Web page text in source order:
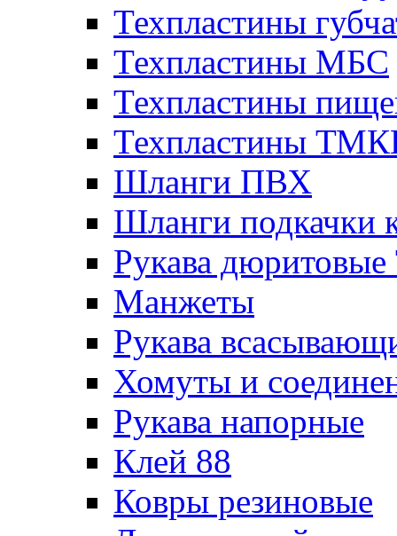
Техпластины
Техпластины МБС
Техпластины
Техпластины
Шланги ПВХ
Шланги подкачки
Рукава
Манжеты
Рукава
Хомуты и
Рукава напорные
Клей 88
Ковры резиновые